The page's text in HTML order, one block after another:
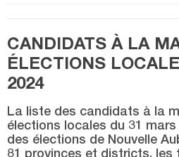
SARIOĞLAN
SARIZ
TOMARZA
YAHYALI
CANDIDATS À LA
ÉLECTIONS
2024
La liste des candidats à la
élections locales du 31
des élections de Nouvelle
81 provinces et districts, les